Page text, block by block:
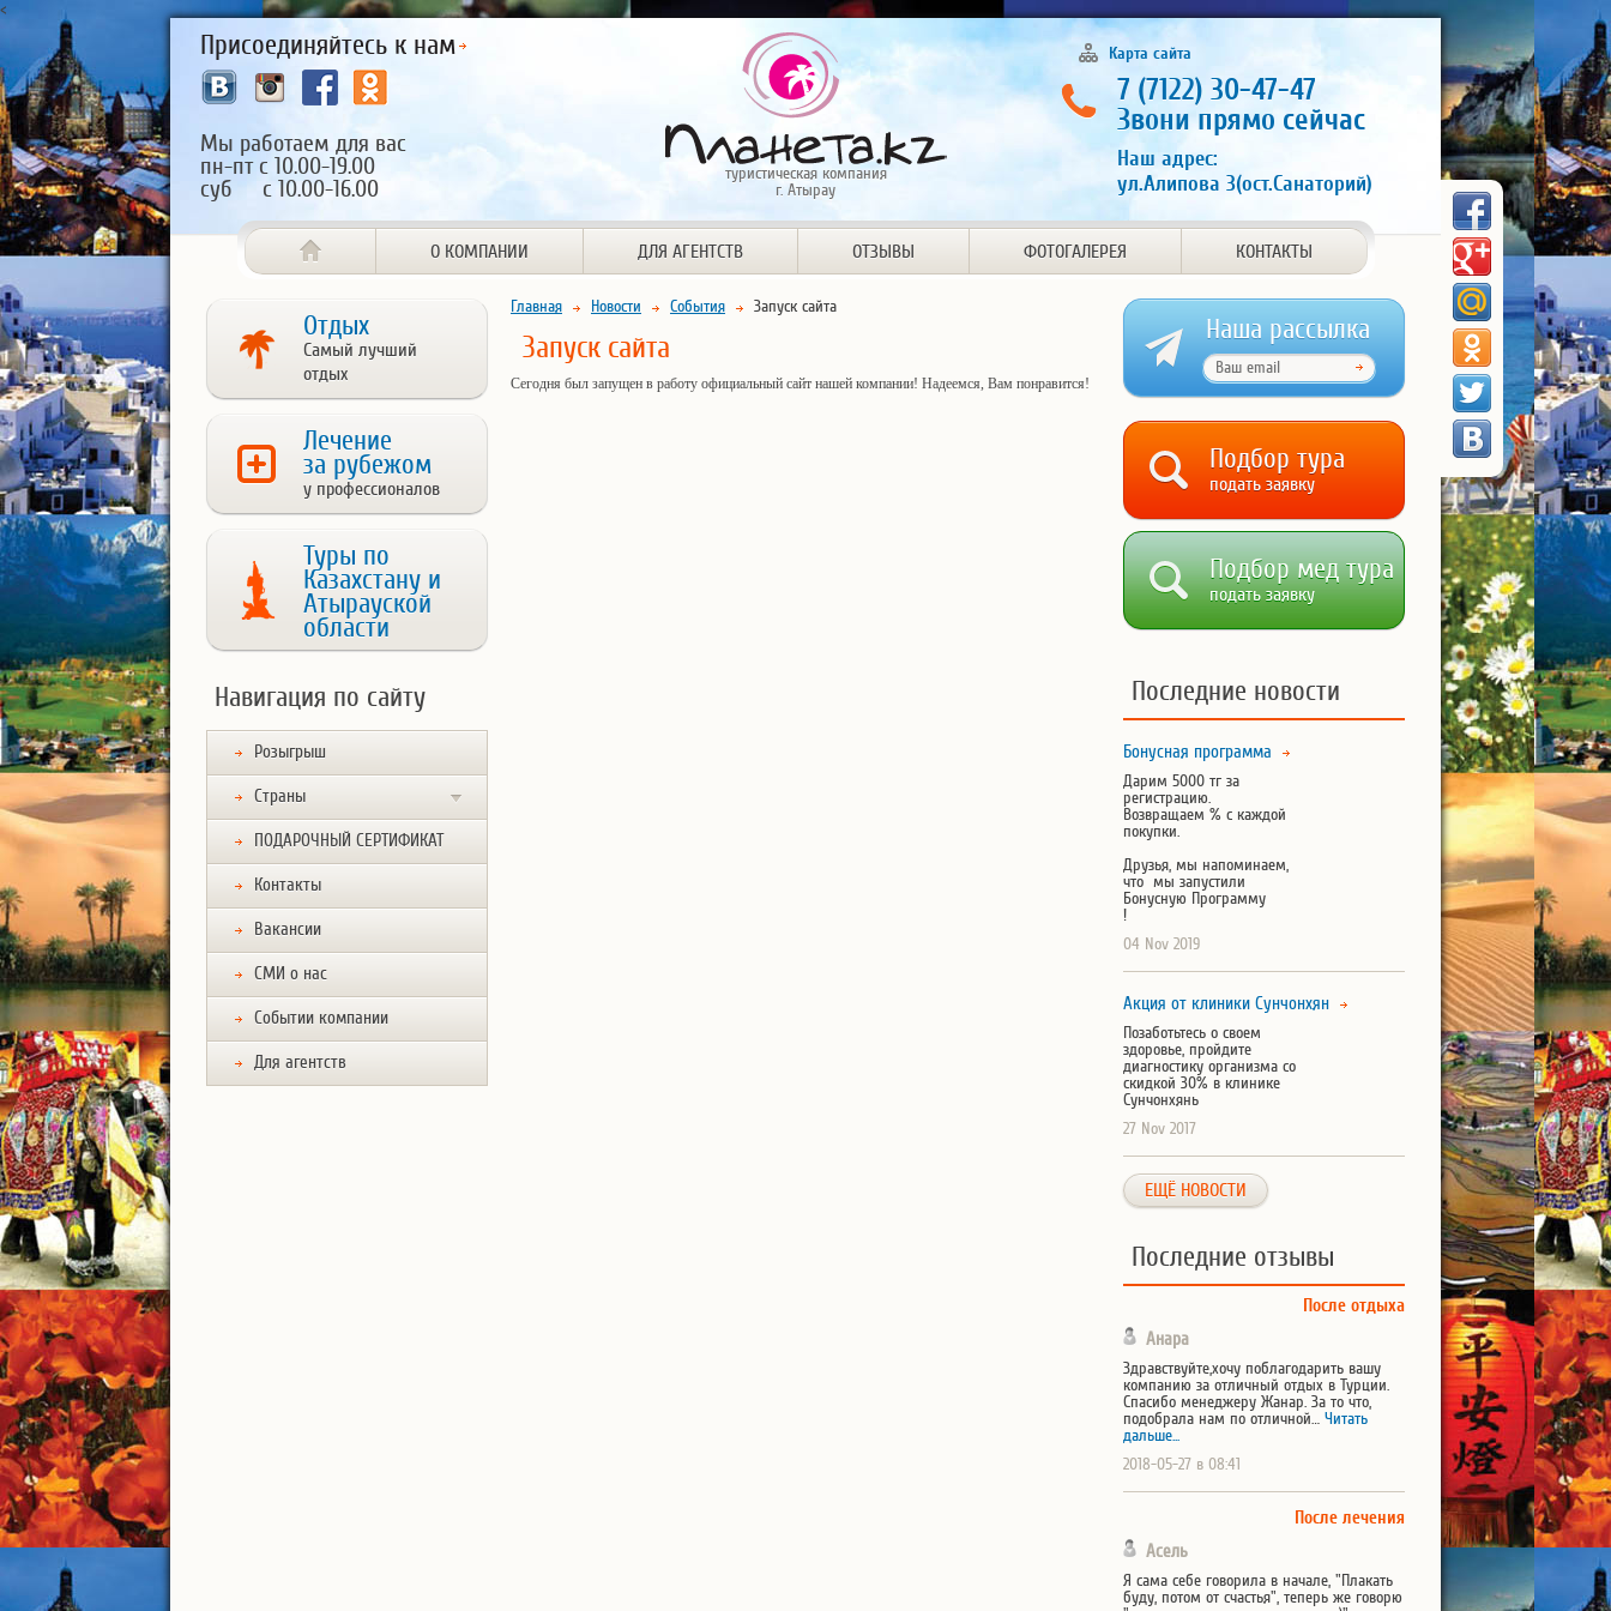
<
Присоединяйтесь к нам
Мы работаем для вас
пн-пт с 10.00-19.00
суб с 10.00-16.00
туристическая компания
г. Атырау
Карта сайта
7 (7122) 30-47-47
Звони прямо сейчас
Наш адрес:
ул.Алипова 3(ост.Санаторий)
О КОМПАНИИ ДЛЯ АГЕНТСТВ ОТЗЫВЫ ФОТОГАЛЕРЕЯ КОНТАКТЫ
Отдых
Самый лучший
отдых
Лечение
за рубежом
у профессионалов
Туры по
Казахстану и
Атырауской
области
Навигация по сайту
Розыгрыш
Страны
ПОДАРОЧНЫЙ СЕРТИФИКАТ
Контакты
Вакансии
СМИ о нас
Событии компании
Для агентств
Главная Новости События Запуск сайта
Запуск сайта
Сегодня был запущен в работу официальный сайт нашей компании! Надеемся, Вам понравится!
Наша рассылка
Подбор тура
подать заявку
Подбор мед тура
подать заявку
Последние новости
Бонусная программа
Дарим 5000 тг за
регистрацию.
Возвращаем % с каждой
покупки.
Друзья, мы напоминаем,
что мы запустили
Бонусную Программу
!
04 Nov 2019
Акция от клиники Сунчонхян
Позаботьтесь о своем
здоровье, пройдите
диагностику организма со
скидкой 30% в клинике
Сунчонхянь
27 Nov 2017
ЕЩЁ НОВОСТИ
Последние отзывы
После отдыха
Анара
Здравствуйте,хочу поблагодарить вашу
компанию за отличный отдых в Турции.
Спасибо менеджеру Жанар. За то что,
подобрала нам по отличной… Читать
дальше...
2018-05-27 в 08:41
После лечения
Асель
Я сама себе говорила в начале, "Плакать
буду, потом от счастья", теперь же говорю